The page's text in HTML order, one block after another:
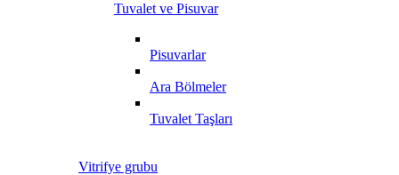
Tuvalet ve Pisuvar
Pisuvarlar
Ara Bölmeler
Tuvalet Taşları
Vitrifye grubu